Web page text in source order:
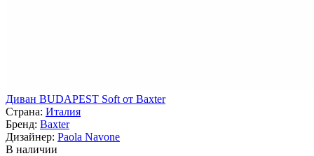
Диван BUDAPEST Soft от Baxter
Страна: Италия
Бренд: Baxter
Дизайнер: Paola Navone
В наличии